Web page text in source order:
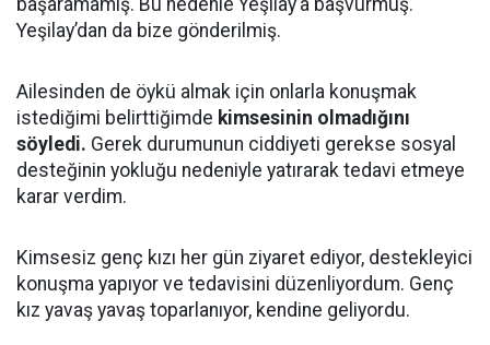
başaramamış. Bu nedenle Yeşilay’a başvurmuş.
Yeşilay’dan da bize gönderilmiş.
Ailesinden de öykü almak için onlarla konuşmak
istediğimi belirttiğimde kimsesinin olmadığını
söyledi. Gerek durumunun ciddiyeti gerekse sosyal
desteğinin yokluğu nedeniyle yatırarak tedavi etmeye
karar verdim.
Kimsesiz genç kızı her gün ziyaret ediyor, destekleyici
konuşma yapıyor ve tedavisini düzenliyordum. Genç
kız yavaş yavaş toparlanıyor, kendine geliyordu.